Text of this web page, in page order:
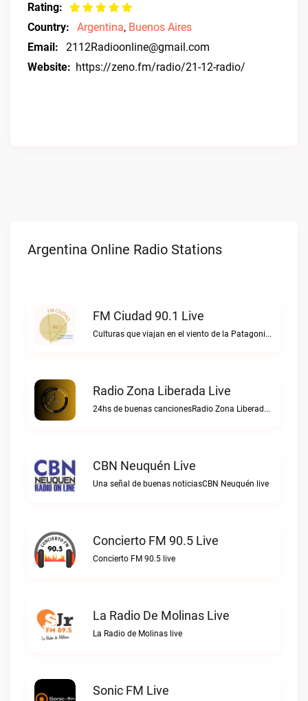
Rating:
Country:
Argentina, Buenos Aires
Email:
2112Radioonline@gmail.com
Website: https://zeno.fm/radio/21-12-radio/
Argentina Online Radio Stations
FM Ciudad 90.1 Live
Culturas que viajan en el viento de la PatagoniaFM Ciudad 90.1 live
Radio Zona Liberada Live
24hs de buenas cancionesRadio Zona Liberada live
CBN Neuquén Live
Una señal de buenas noticiasCBN Neuquén live
Concierto FM 90.5 Live
Concierto FM 90.5 live
La Radio De Molinas Live
La Radio de Molinas live
Sonic FM Live